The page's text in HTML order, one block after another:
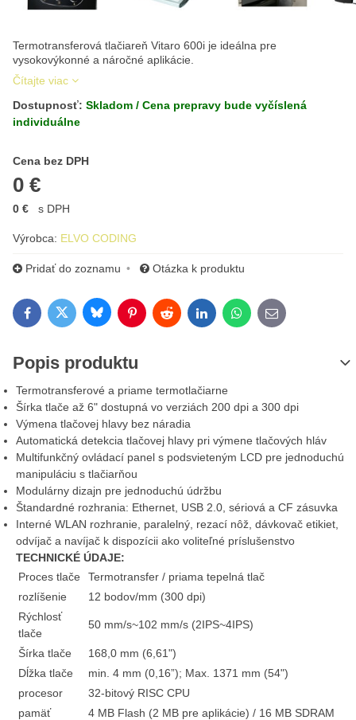
Termotransferová tlačiareň Vitaro 600i je ideálna pre
vysokovýkonné a náročné aplikácie.
Čítajte viac
Dostupnosť: Skladom / Cena prepravy bude vyčíslená
individuálne
Cena bez DPH
0 €
Cena s DPH
0 € s DPH
Výrobca: ELVO CODING
Pridať do zoznamu Otázka k produktu
FacebookTwitterBlueskyPinterestRedditLinkedInWhatsApp
E-mail
Popis produktu
Termotransferové a priame termotlačiarne
Šírka tlače až 6" dostupná vo verziách 200 dpi a 300 dpi
Výmena tlačovej hlavy bez náradia
Automatická detekcia tlačovej hlavy pri výmene tlačových hláv
Multifunkčný ovládací panel s podsvieteným LCD pre jednoduchú
manipuláciu s tlačiarňou
Modulárny dizajn pre jednoduchú údržbu
Štandardné rozhrania: Ethernet, USB 2.0, sériová a CF zásuvka
Interné WLAN rozhranie, paralelný, rezací nôž, dávkovač etikiet,
odvíjač a navíjač k dispozícii ako voliteľné príslušenstvo
TECHNICKÉ ÚDAJE:
Proces tlače
Termotransfer / priama tepelná tlač
rozlíšenie
12 bodov/mm (300 dpi)
Rýchlosť
tlače
50 mm/s~102 mm/s (2IPS~4IPS)
Šírka tlače
168,0 mm (6,61")
Dĺžka tlače
min. 4 mm (0,16”); Max. 1371 mm (54")
procesor
32-bitový RISC CPU
pamäť
4 MB Flash (2 MB pre aplikácie) / 16 MB SDRAM